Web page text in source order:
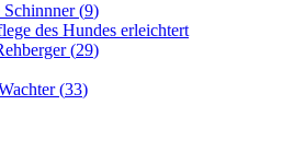
Schinnner(9)
des Hundes erleichtert
(29)
(33)